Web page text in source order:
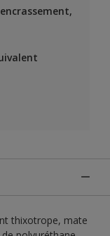
thixotrope, mate